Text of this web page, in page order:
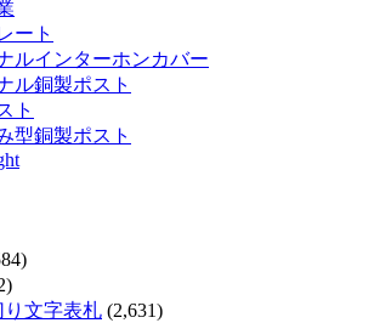
ート
ルインターホンカバー
ル銅製ポスト
ト
型銅製ポスト
り文字表札 (2,631)